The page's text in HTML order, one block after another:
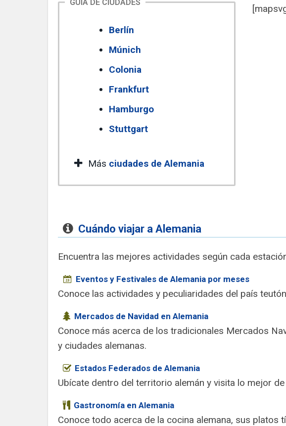
GUÍA DE CIUDADES
Berlín
Múnich
Colonia
Frankfurt
Hamburgo
Stuttgart
Más ciudades de Alemania
Cuándo viajar a Alemania
Encuentra las mejores actividades según cada
Eventos y Festivales de Alemania por meses
Conoce las actividades y peculiaridades del país
Mercados de Navidad en Alemania
Conoce más acerca de los tradicionales Mercados
y ciudades alemanas.
Estados Federados de Alemania
Ubícate dentro del territorio alemán y visita lo mejor de
Gastronomía en Alemania
Conoce todo acerca de la cocina alemana, sus platos